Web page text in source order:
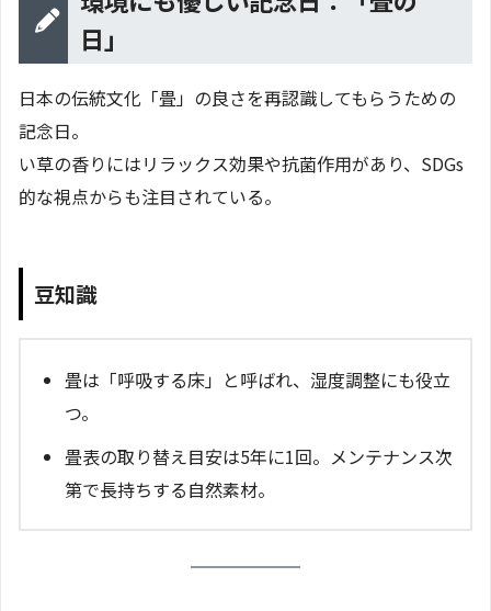
日」
日本の伝統文化「畳」の良さを再認識してもらうための
記念日。
い草の香りにはリラックス効果や抗菌作用があり、SDGs
的な視点からも注目されている。
豆知識
畳は「呼吸する床」と呼ばれ、湿度調整にも役立
つ。
畳表の取り替え目安は5年に1回。メンテナンス次
第で長持ちする自然素材。